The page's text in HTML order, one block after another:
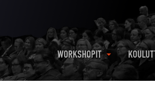
WORKSHOPIT